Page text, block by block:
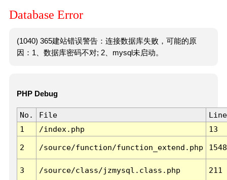
Database Error
(1040) 365建站错误警告：连接数据库失败，可能的原
因：1、数据库密码不对; 2、mysql未启动。
PHP Debug
No. File
Line
1
/index.php 13
2 /source/function/function_extend.php 1548
3 /source/class/jzmysql.class.php 211